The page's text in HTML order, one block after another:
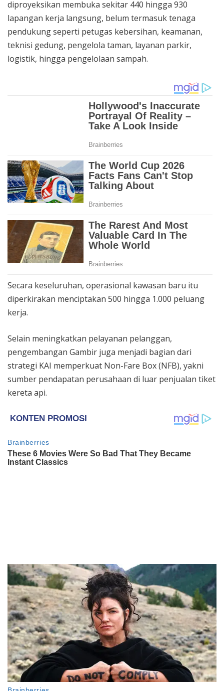
diproyeksikan membuka sekitar 440 hingga 930
lapangan kerja langsung, belum termasuk tenaga
pendukung seperti petugas kebersihan, keamanan,
teknisi gedung, pengelola taman, layanan parkir,
logistik, hingga pengelolaan sampah.
Secara keseluruhan, operasional kawasan baru itu
diperkirakan menciptakan 500 hingga 1.000 peluang
kerja.
Selain meningkatkan pelayanan pelanggan,
pengembangan Gambir juga menjadi bagian dari
strategi KAI memperkuat Non-Fare Box (NFB), yakni
sumber pendapatan perusahaan di luar penjualan tiket
kereta api.